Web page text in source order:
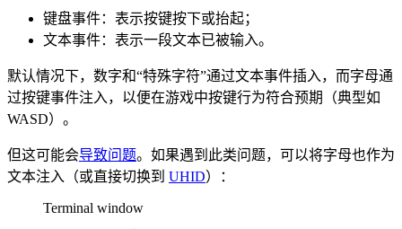
键盘事件：表示按键按下或抬起；
文本事件：表示一段文本已被输入。
默认情况下，数字和“特殊字符”通过文本事件插入，而字母通
过按键事件注入，以便在游戏中按键行为符合预期（典型如
WASD）。
但这可能会导致问题。如果遇到此类问题，可以将字母也作为
文本注入（或直接切换到 UHID）：
Terminal window